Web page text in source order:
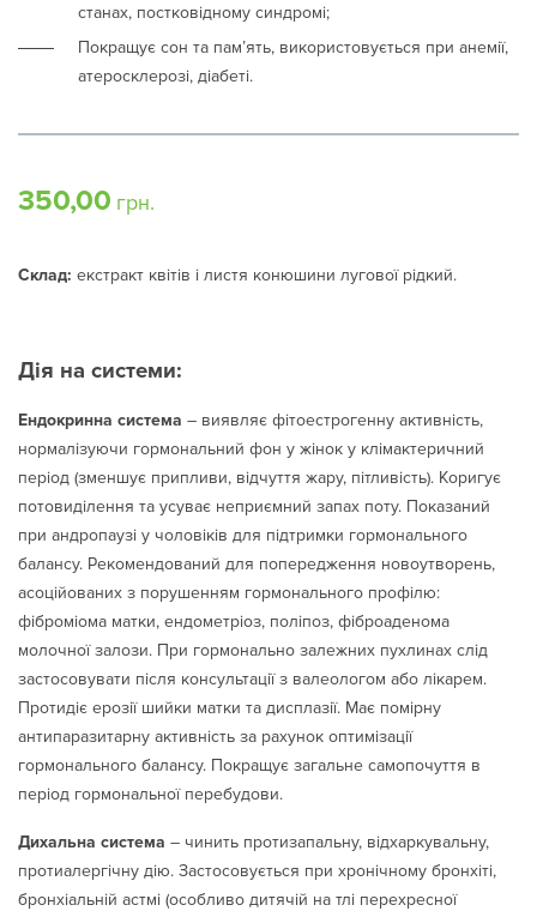
станах, постковідному синдромі;
Покращує сон та пам’ять, використовується при анемії,
атеросклерозі, діабеті.
350,00 грн.
Склад: екстракт квітів і листя конюшини лугової рідкий.
Дія на системи:
Ендокринна система – виявляє фітоестрогенну активність,
нормалізуючи гормональний фон у жінок у клімактеричний
період (зменшує припливи, відчуття жару, пітливість). Коригує
потовиділення та усуває неприємний запах поту. Показаний
при андропаузі у чоловіків для підтримки гормонального
балансу. Рекомендований для попередження новоутворень,
асоційованих з порушенням гормонального профілю:
фіброміома матки, ендометріоз, поліпоз, фіброаденома
молочної залози. При гормонально залежних пухлинах слід
застосовувати після консультації з валеологом або лікарем.
Протидіє ерозії шийки матки та дисплазії. Має помірну
антипаразитарну активність за рахунок оптимізації
гормонального балансу. Покращує загальне самопочуття в
період гормональної перебудови.
Дихальна система – чинить протизапальну, відхаркувальну,
протиалергічну дію. Застосовується при хронічному бронхіті,
бронхіальній астмі (особливо дитячій на тлі перехресної